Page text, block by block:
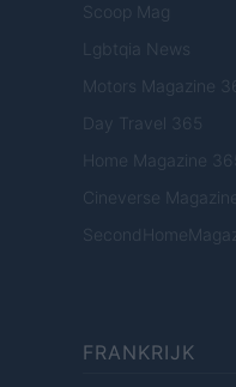
Scoop Mag
Lgbtqia News
Motors Magazine
Day Travel 365
Home Magazine
Cineverse Magazine
FRANKRIJK